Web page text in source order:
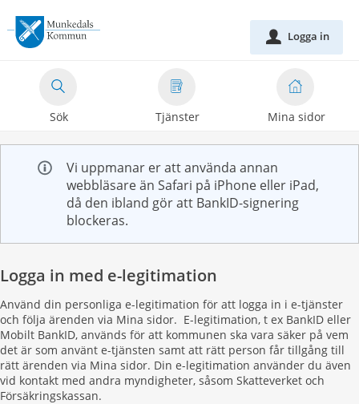
till
tjänster
Munkedals
kommun
Sök Tjänster Mina sidor
u Logga in
Vi uppmanar er att använda annan
webbläsare än Safari på iPhone eller iPad,
då den ibland gör att BankID-signering
blockeras.
Logga in med e-legitimation
Använd din personliga e-legitimation för att logga in i e-tjänster
och följa ärenden via Mina sidor. E-legitimation, t ex BankID eller
Mobilt BankID, används för att kommunen ska vara säker på vem
det är som använt e-tjänsten samt att rätt person får tillgång till
rätt ärenden via Mina sidor. Din e-legitimation använder du även
vid kontakt med andra myndigheter, såsom Skatteverket och
Försäkringskassan.